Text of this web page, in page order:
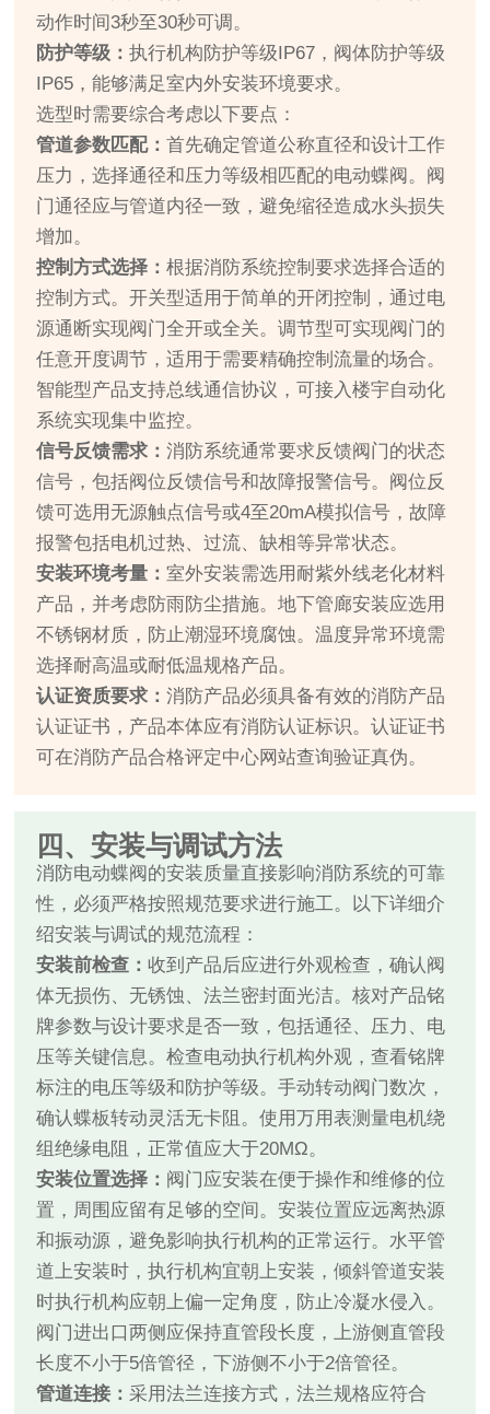
动作时间3秒至30秒可调。
防护等级：执行机构防护等级IP67，阀体防护等级
IP65，能够满足室内外安装环境要求。
选型时需要综合考虑以下要点：
管道参数匹配：首先确定管道公称直径和设计工作
压力，选择通径和压力等级相匹配的电动蝶阀。阀
门通径应与管道内径一致，避免缩径造成水头损失
增加。
控制方式选择：根据消防系统控制要求选择合适的
控制方式。开关型适用于简单的开闭控制，通过电
源通断实现阀门全开或全关。调节型可实现阀门的
任意开度调节，适用于需要精确控制流量的场合。
智能型产品支持总线通信协议，可接入楼宇自动化
系统实现集中监控。
信号反馈需求：消防系统通常要求反馈阀门的状态
信号，包括阀位反馈信号和故障报警信号。阀位反
馈可选用无源触点信号或4至20mA模拟信号，故障
报警包括电机过热、过流、缺相等异常状态。
安装环境考量：室外安装需选用耐紫外线老化材料
产品，并考虑防雨防尘措施。地下管廊安装应选用
不锈钢材质，防止潮湿环境腐蚀。温度异常环境需
选择耐高温或耐低温规格产品。
认证资质要求：消防产品必须具备有效的消防产品
认证证书，产品本体应有消防认证标识。认证证书
可在消防产品合格评定中心网站查询验证真伪。
四、安装与调试方法
消防电动蝶阀的安装质量直接影响消防系统的可靠
性，必须严格按照规范要求进行施工。以下详细介
绍安装与调试的规范流程：
安装前检查：收到产品后应进行外观检查，确认阀
体无损伤、无锈蚀、法兰密封面光洁。核对产品铭
牌参数与设计要求是否一致，包括通径、压力、电
压等关键信息。检查电动执行机构外观，查看铭牌
标注的电压等级和防护等级。手动转动阀门数次，
确认蝶板转动灵活无卡阻。使用万用表测量电机绕
组绝缘电阻，正常值应大于20MΩ。
安装位置选择： 阀门应安装在便于操作和维修的位
置，周围应留有足够的空间。安装位置应远离热源
和振动源，避免影响执行机构的正常运行。水平管
道上安装时，执行机构宜朝上安装，倾斜管道安装
时执行机构应朝上偏一定角度，防止冷凝水侵入。
阀门进出口两侧应保持直管段长度，上游侧直管段
长度不小于5倍管径，下游侧不小于2倍管径。
管道连接： 采用法兰连接方式，法兰规格应符合